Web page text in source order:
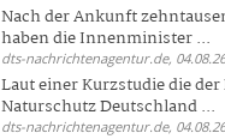
Nach der Ankunft
haben die Innenminister ...
dts-nachrichtenagentur.de,
Laut einer Kurzstudie die
Naturschutz Deutschland ...
dts-nachrichtenagentur.de,